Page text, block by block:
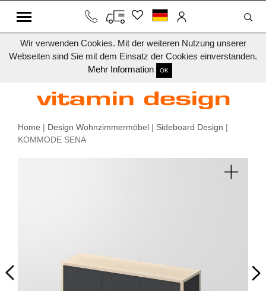
Wir verwenden Cookies. Mit der weiteren Nutzung unserer
Webseiten sind Sie mit dem Einsatz der Cookies einverstanden.
Mehr Information
OK
Home | Design Wohnzimmermöbel | Sideboard Design |
KOMMODE SENA